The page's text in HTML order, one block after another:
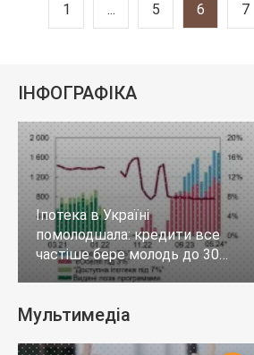
1 ... 5 6 7
ІНФОГРАФІКА
Іпотека в Україні
помолодшала: кредити все
частіше бере молодь до 30
років
Мультимедіа